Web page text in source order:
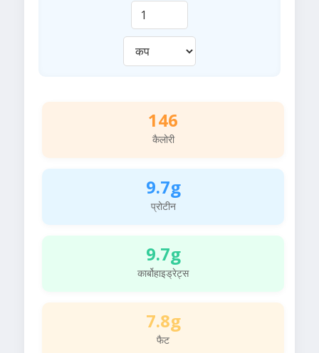
146
कैलोरी
9.7g
प्रोटीन
9.7g
कार्बोहाइड्रेट्स
7.8g
फैट